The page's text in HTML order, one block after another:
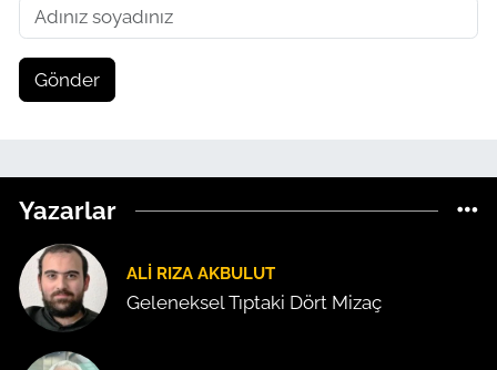
Gönder
Yazarlar
ALI RIZA AKBULUT
Geleneksel Tıptaki Dört Mizaç